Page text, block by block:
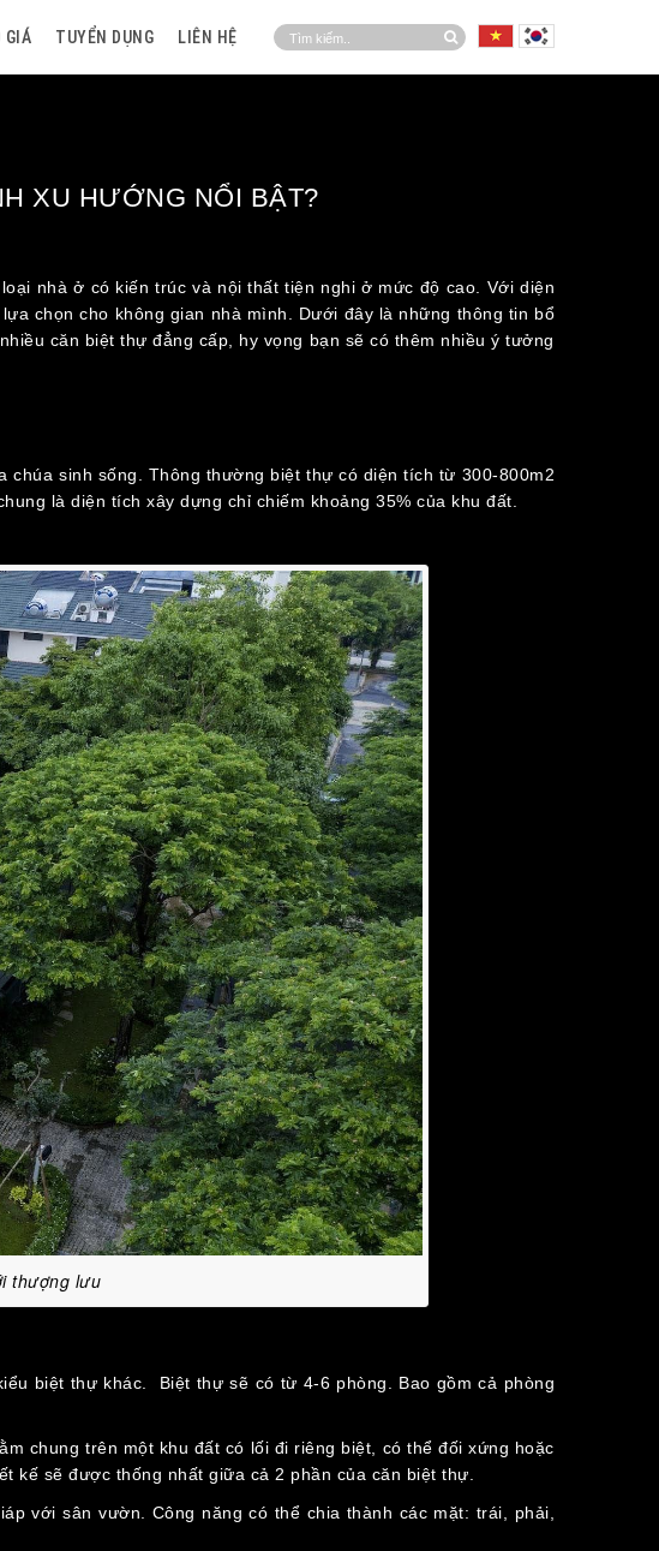
GIÁ TUYỂN DỤNG LIÊN HỆ
XU HƯỚNG NỔI BẬT?
nhà ở có kiến trúc và nội thất tiện nghi ở mức độ cao. Với diện
chọn cho không gian nhà mình. Dưới đây là những thông tin bổ
căn biệt thự đẳng cấp, hy vọng bạn sẽ có thêm nhiều ý tưởng
sinh sống. Thông thường biệt thự có diện tích từ 300-800m2
là diện tích xây dựng chỉ chiếm khoảng 35% của khu đất.
thượng lưu
biệt thự khác. Biệt thự sẽ có từ 4-6 phòng. Bao gồm cả phòng
chung trên một khu đất có lối đi riêng biệt, có thể đối xứng hoặc
kế sẽ được thống nhất giữa cả 2 phần của căn biệt thự.
với sân vườn. Công năng có thể chia thành các mặt: trái, phải,